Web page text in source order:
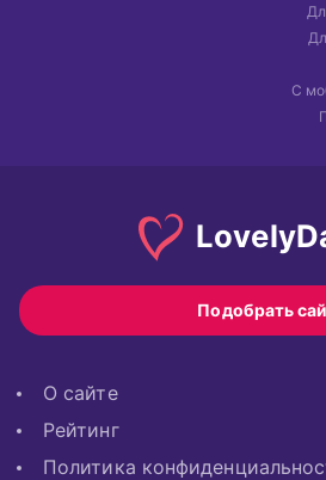
С
Lovely
Подобрать
О сайте
Рейтинг
Политика